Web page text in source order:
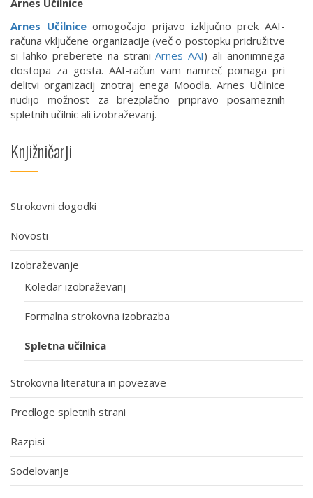
Arnes Učilniceomogočajo prijavo izključno prek AAI-
računa vključene organizacije (več o postopku pridružitve
si lahko preberete na straniArnes AAI) ali anonimnega
dostopa za gosta. AAI-račun vam namreč pomaga pri
delitvi organizacij znotraj enega Moodla. Arnes Učilnice
nudijo možnost za brezplačno pripravo posameznih
spletnih učilnic ali izobraževanj.
Knjižničarji
Strokovni dogodki
Novosti
Izobraževanje
Koledar izobraževanj
Formalna strokovna izobrazba
Spletna učilnica
Strokovna literatura in povezave
Predloge spletnih strani
Razpisi
Sodelovanje